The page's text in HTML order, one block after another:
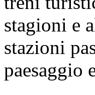
stagioni e
stazioni
paesaggio